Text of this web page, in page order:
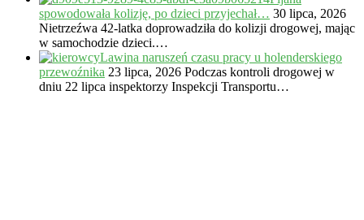
spowodowała kolizję, po dzieci przyjechał… 30 lipca, 2026
Nietrzeźwa 42-latka doprowadziła do kolizji drogowej, mając
w samochodzie dzieci.…
Lawina naruszeń czasu pracy u holenderskiego
przewoźnika 23 lipca, 2026 Podczas kontroli drogowej w
dniu 22 lipca inspektorzy Inspekcji Transportu…